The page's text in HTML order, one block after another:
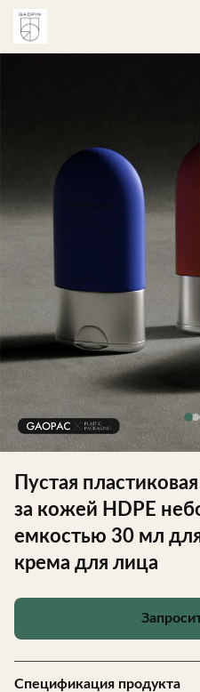
Пустая
за кожей HDPE
емкостью 30 мл
крема для лица
Спецификация продукта